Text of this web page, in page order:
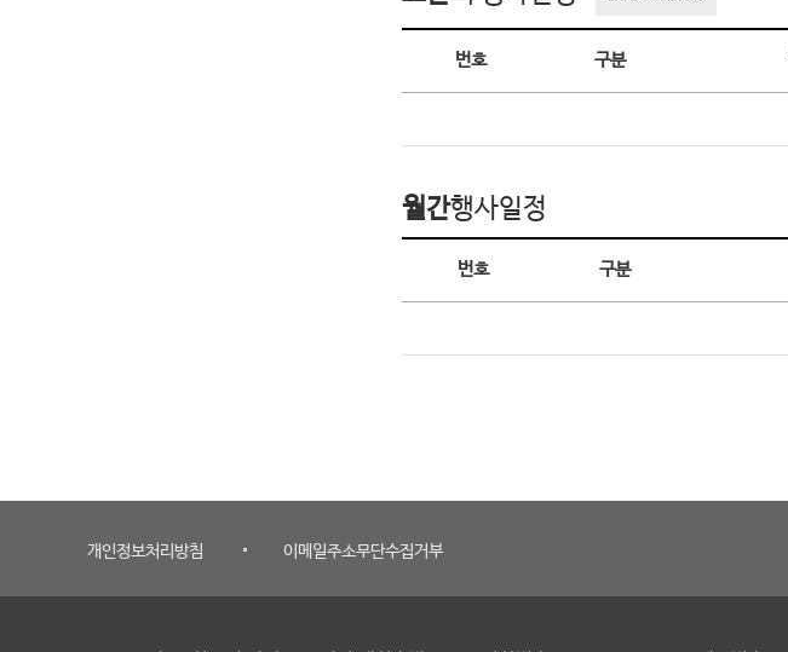
번호 구분
월간행사일정
번호 구분
개인정보처리방침 이메일주소무단수집거부